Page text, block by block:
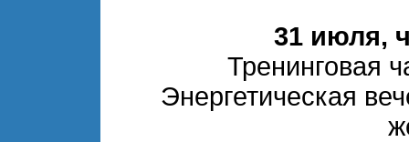
31 июля,
Тренинговая
Энергетическая